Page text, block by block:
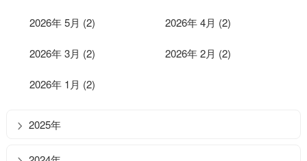
2026年 5月 (2) 2026年 4月 (2)
2026年 3月 (2) 2026年 2月 (2)
2026年 1月 (2)
2025年